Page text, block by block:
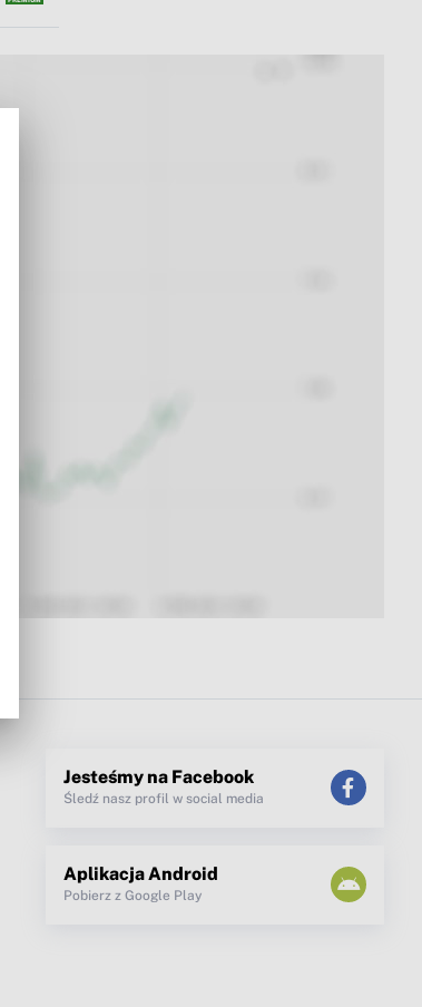
Jesteśmy na Facebook
Śledź nasz profil w social media
Aplikacja Android
Pobierz z Google Play